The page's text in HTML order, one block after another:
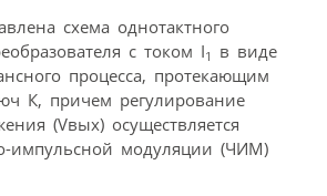
схема однотактного
с током I1
в виде
процесса, протекающим
К, причем регулирование
(Vвых) осуществляется
импульсной модуляции (ЧИМ)